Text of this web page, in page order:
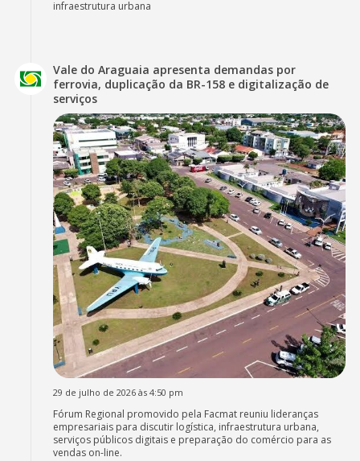
infraestrutura urbana
Vale do Araguaia apresenta demandas por
ferrovia, duplicação da BR-158 e digitalização de
serviços
29 de julho de 2026 às 4:50 pm
Fórum Regional promovido pela Facmat reuniu lideranças
empresariais para discutir logística, infraestrutura urbana,
serviços públicos digitais e preparação do comércio para as
vendas on-line.